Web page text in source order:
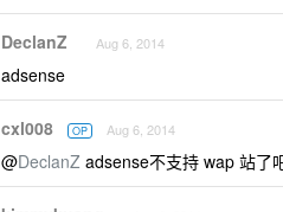
DeclanZ Aug 6, 2014
adsense
cxl008 OP Aug 6, 2014
@DeclanZ adsense不支持 wap 站了